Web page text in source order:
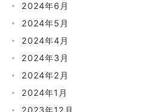
2024年6月
2024年5月
2024年4月
2024年3月
2024年2月
2024年1月
2023年12月